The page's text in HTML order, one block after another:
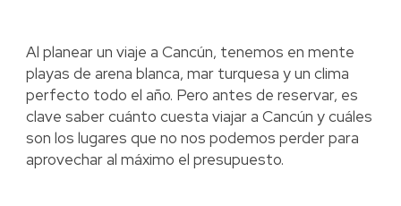
Al planear un viaje a Cancún, tenemos en mente
playas de arena blanca, mar turquesa y un clima
perfecto todo el año. Pero antes de reservar, es
clave saber cuánto cuesta viajar a Cancún y cuáles
son los lugares que no nos podemos perder para
aprovechar al máximo el presupuesto.